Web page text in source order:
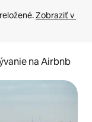
Zobraziť v
na Airbnb